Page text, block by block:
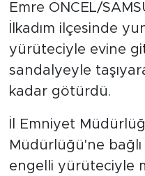
Emre ÖNCEL/
İlkadım ilçesinde
yürüteciyle evine
sandalyeyle
kadar götürdü.
İl Emniyet
Müdürlüğü'ne
engelli yürüteciyle